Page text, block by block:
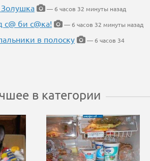
Золушка
— 6 часов 32 минуты назад
би с@ка!
— 6 часов 32 минуты назад
в полоску
— 6 часов 34
в категории